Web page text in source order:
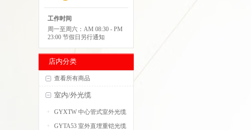
工作时间
周一至周六：AM 08:30 - PM
23:00 节假日另行通知
店内分类
查看所有商品
室内/外光缆
GYXTW 中心管式室外光缆
GYTA53 室外直埋重铠光缆